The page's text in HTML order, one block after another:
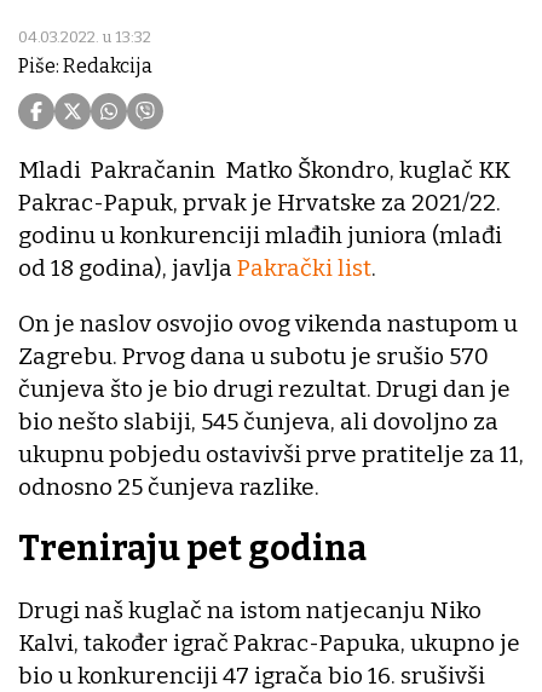
04.03.2022. u 13:32
Piše: Redakcija
Mladi Pakračanin Matko Škondro, kuglač KK
Pakrac-Papuk, prvak je Hrvatske za 2021/22.
godinu u konkurenciji mlađih juniora (mlađi
od 18 godina), javlja Pakrački list.
On je naslov osvojio ovog vikenda nastupom u
Zagrebu. Prvog dana u subotu je srušio 570
čunjeva što je bio drugi rezultat. Drugi dan je
bio nešto slabiji, 545 čunjeva, ali dovoljno za
ukupnu pobjedu ostavivši prve pratitelje za 11,
odnosno 25 čunjeva razlike.
Treniraju pet godina
Drugi naš kuglač na istom natjecanju Niko
Kalvi, također igrač Pakrac-Papuka, ukupno je
bio u konkurenciji 47 igrača bio 16. srušivši